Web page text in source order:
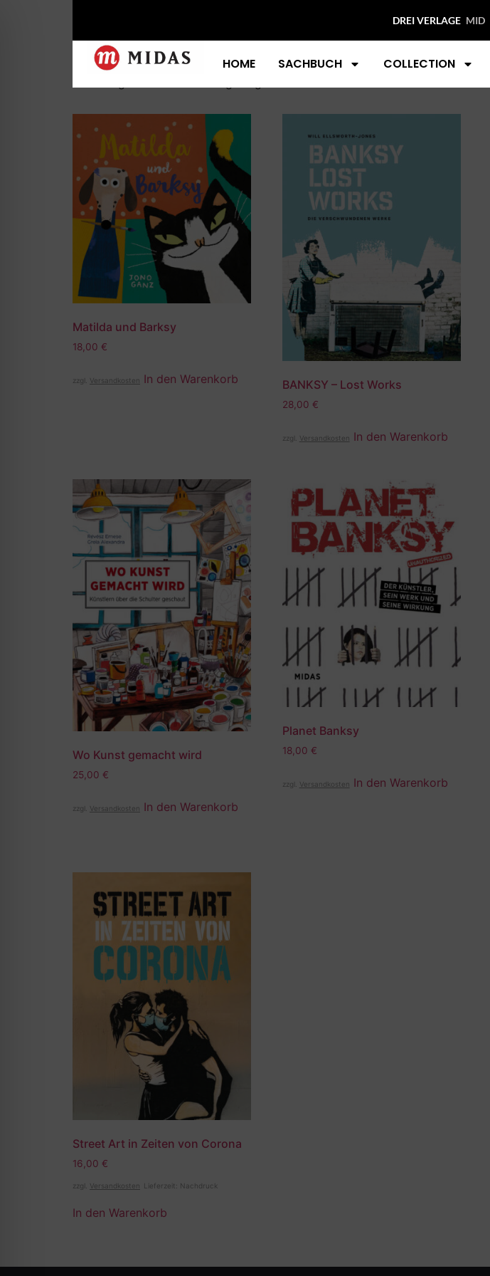
DREI VERLAGE MI
HOME SACHBUCH COLLECTION
Banksy
Matilda und Barksy
18,00 €
zzgl. Versandkosten In den Warenkorb BANKSY – Lost Works
28,00 €
zzgl. Versandkosten In den Warenkorb
Wo Kunst gemacht wird
25,00 €
zzgl. Versandkosten In den Warenkorb
Planet Banksy
18,00 €
zzgl. Versandkosten In den Warenkorb
Street Art in Zeiten von Corona
16,00 €
zzgl. Versandkosten Lieferzeit: Nachdruck
In den Warenkorb